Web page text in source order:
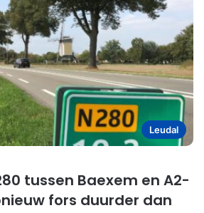
Leudal
tussen Baexem en A2-
fors duurder dan